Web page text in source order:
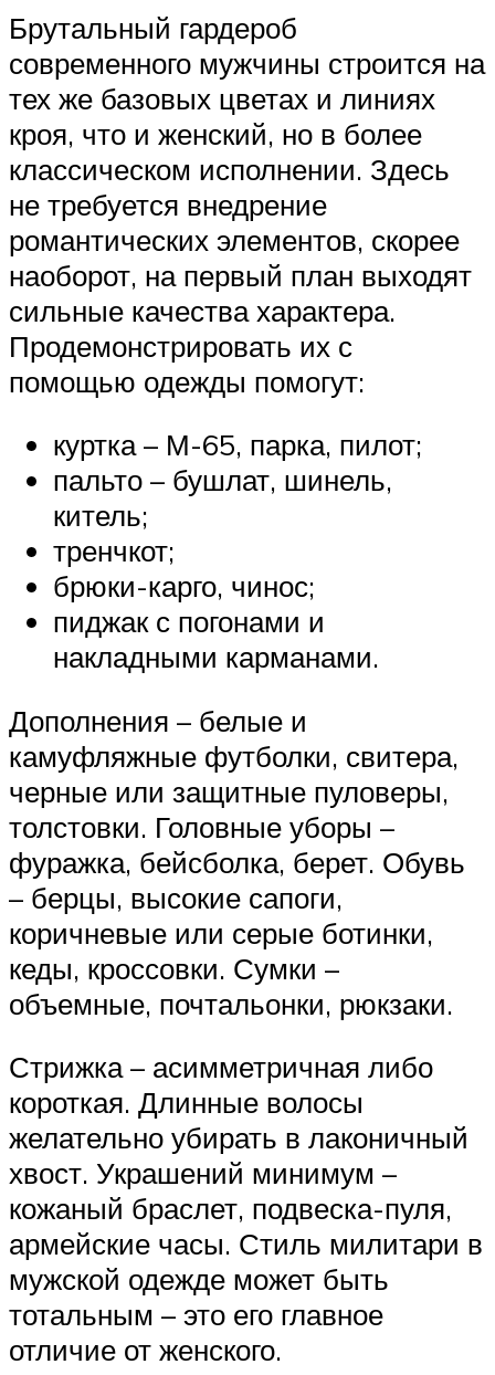
Брутальный гардероб
современного мужчины строится на
тех же базовых цветах и линиях
кроя, что и женский, но в более
классическом исполнении. Здесь
не требуется внедрение
романтических элементов, скорее
наоборот, на первый план выходят
сильные качества характера.
Продемонстрировать их с
помощью одежды помогут:
куртка – М-65, парка, пилот;
пальто – бушлат, шинель,
китель;
тренчкот;
брюки-карго, чинос;
пиджак с погонами и
накладными карманами.
Дополнения – белые и
камуфляжные футболки, свитера,
черные или защитные пуловеры,
толстовки. Головные уборы –
фуражка, бейсболка, берет. Обувь
– берцы, высокие сапоги,
коричневые или серые ботинки,
кеды, кроссовки. Сумки –
объемные, почтальонки, рюкзаки.
Стрижка – асимметричная либо
короткая. Длинные волосы
желательно убирать в лаконичный
хвост. Украшений минимум –
кожаный браслет, подвеска-пуля,
армейские часы. Стиль милитари в
мужской одежде может быть
тотальным – это его главное
отличие от женского.